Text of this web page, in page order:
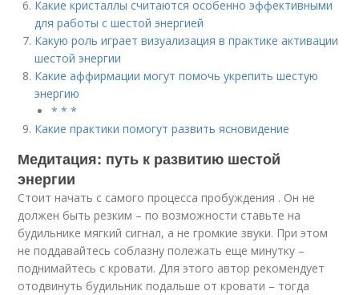
Какие кристаллы считаются особенно эффективными
для работы с шестой энергией
Какую роль играет визуализация в практике активации
шестой энергии
Какие аффирмации могут помочь укрепить шестую
энергию
* * *
Какие практики помогут развить ясновидение
Медитация: путь к развитию шестой
энергии
Стоит начать с самого процесса пробуждения . Он не
должен быть резким – по возможности ставьте на
будильнике мягкий сигнал, а не громкие звуки. При этом
не поддавайтесь соблазну полежать еще минутку –
поднимайтесь с кровати. Для этого автор рекомендует
отодвинуть будильник подальше от кровати – тогда